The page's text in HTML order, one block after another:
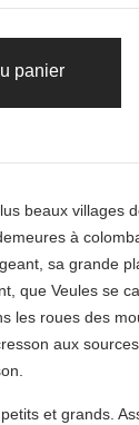
panier
beaux villages
à
sa grande
que Veules se
les roues des
aux
et grands.